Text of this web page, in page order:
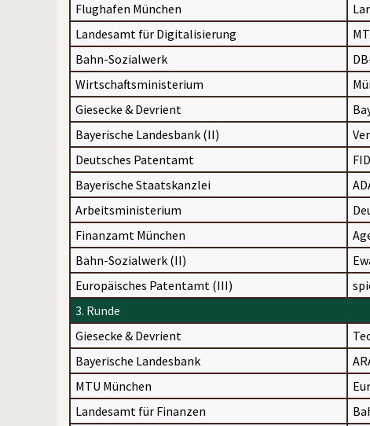
Flughafen München
Landesamt für Digitalisierung
Bahn-Sozialwerk
Wirtschaftsministerium
Giesecke & Devrient
Bayerische Landesbank (II)
Deutsches Patentamt
Bayerische Staatskanzlei
Arbeitsministerium
Finanzamt München
Bahn-Sozialwerk (II)
Europäisches Patentamt (III)
3. Runde
Giesecke & Devrient
Bayerische Landesbank
MTU München
Landesamt für Finanzen